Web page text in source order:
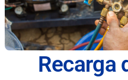
Recarga